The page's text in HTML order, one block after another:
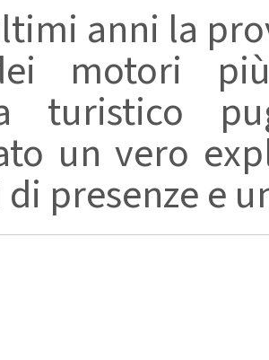
anni la
motori più
turistico
un vero
presenze e